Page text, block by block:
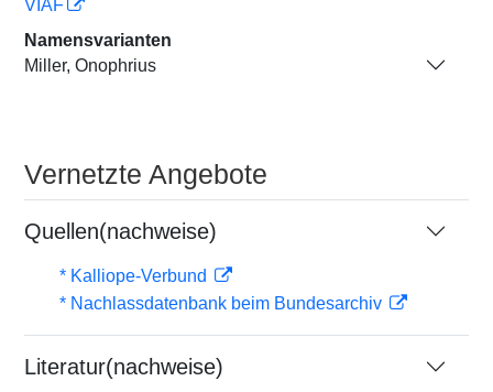
VIAF
Namensvarianten
Miller, Onophrius
Vernetzte Angebote
Quellen(nachweise)
* Kalliope-Verbund
* Nachlassdatenbank beim Bundesarchiv
Literatur(nachweise)